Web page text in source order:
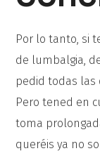
Por lo tanto, si
de lumbalgia,
pedid todas las
Pero tened en
toma
queréis ya no